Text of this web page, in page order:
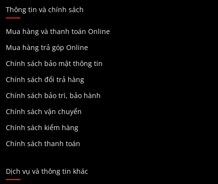
Thông tin và chính sách
Mua hàng và thanh toán Online
Mua hàng trả góp Online
Chính sách bảo mật thông tin
Chính sách đổi trả hàng
Chính sách bảo trì, bảo hành
Chính sách vận chuyển
Chính sách kiểm hàng
Chính sách thanh toán
Dịch vụ và thông tin khác